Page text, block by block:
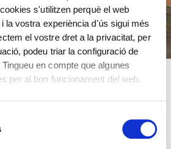
s'utilitzen perquè el web
la vostra experiència d'ús sigui més
el vostre dret a la privacitat, per
podeu triar la configuració de
en compte que algunes
per al bon funcionament del web.
- 1937